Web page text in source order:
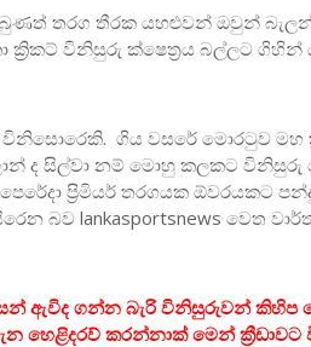
තරග තීරක යහළුවන් ඔවුන්
ක්‍රිකට් විනිසුරු ක්ෂෙත්‍රය බල්ලට ගිහින්‍
විනිසොරෙකි. ගිය වසරේ මොරටුව මහ
ද සිල්වා නම් මොහු කලකට විනිසුරු
ප්‍රිමියර් තරගයක ඕවරයකට
බව lankasportsnews වෙත
ඇවිද ගන්න බැරි විනිසුරුවන් කිහිප
හෙළිදරව් කරන්නාක් මෙන්